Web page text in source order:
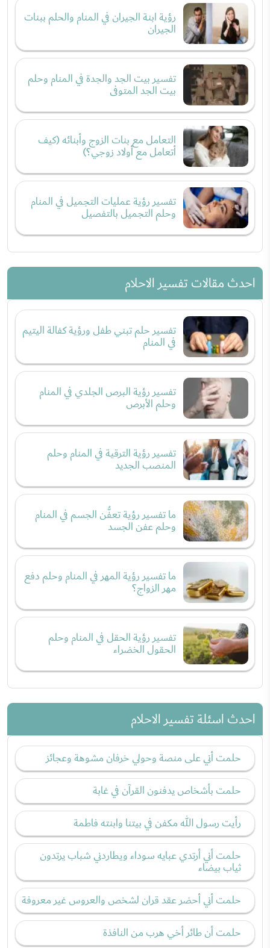
رؤية ابنة الجيران في المنام والحلم ببنات
الجيران
تفسير بيت الجد والجدة في المنام وحلم
بيت الجد المتوفى
التعامل مع بنات الزوج وأبنائه (كيف
أتعامل مع أولاد زوجي؟)
تفسير رؤية عمليات التجميل في المنام
وحلم التجميل بالتفصيل
احدث مقالات تفسير الاحلام
تفسير حلم تبني طفل ورؤية كفالة اليتيم
في المنام
تفسير رؤية البرص الجلدي في المنام
وحلم الأبرص
تفسير رؤية الترقية في المنام وحلم
المنصب الجديد
ما تفسير رؤية تعفُّن الجسم في المنام
وحلم عفن الجسد
ما تفسير رؤية المهر في المنام وحلم دفع
مهر الزواج؟
تفسير رؤية الحقل في المنام وحلم
الحقول الخضراء
احدث اسئلة تفسير الاحلام
حلمت أني على منصة وحولي خرفان مشوهة وعجائز
حلمت بأشخاص يدفنون القرآن في غابة
رأيت رسول الله مكفن في بيتنا وابنته فاطمة
حلمت أني أرتدي عبايه سوداء ويطاردني شباب يرتدون
ثياب بيضاء
حلمت أني أحضر عقد قران لشخص والعروس غير معروفة
حلمت أن طائر أخي هرب من النافذة